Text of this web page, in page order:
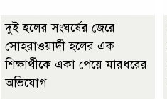
দুই হলের সংঘর্ষের জেরে
সোহরাওয়ার্দী হলের এক
শিক্ষার্থীকে একা পেয়ে মারধরের
অভিযোগ